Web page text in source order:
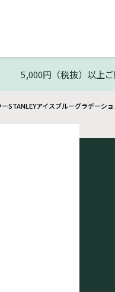
5,000円（税抜）以上
STANLEYアイスブルーグラデーシ